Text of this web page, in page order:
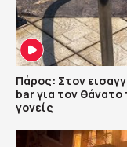
Πάρος: Στον
bar για τον θάνατο
γονείς